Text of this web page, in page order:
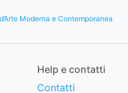
Moderna e Contemporanea
Help e contatti
Contatti